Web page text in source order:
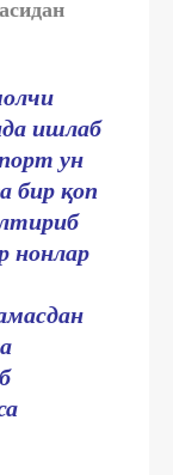
ишлаб
ун
бир қоп
нонлар